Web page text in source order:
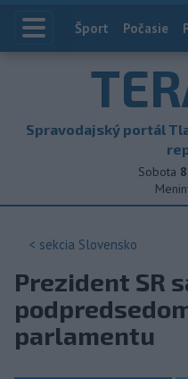
Index
Šport Počasie
Spravodajský portál
Sobota
< sekcia Slovensko
Prezident SR
parlamentu